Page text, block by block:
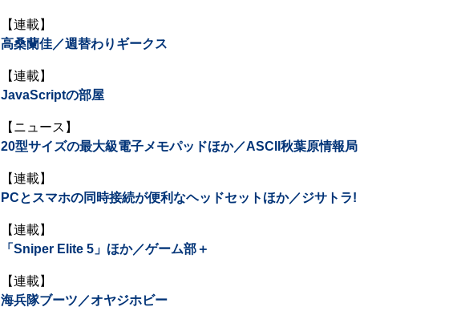
【連載】
高桑蘭佳／週替わりギークス
【連載】
JavaScriptの部屋
【ニュース】
20型サイズの最大級電子メモパッドほか／ASCII秋葉原情報局
【連載】
PCとスマホの同時接続が便利なヘッドセットほか／ジサトラ!
【連載】
「Sniper Elite 5」ほか／ゲーム部＋
【連載】
海兵隊ブーツ／オヤジホビー